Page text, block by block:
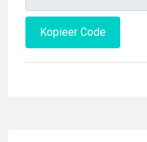
Kopieer Code